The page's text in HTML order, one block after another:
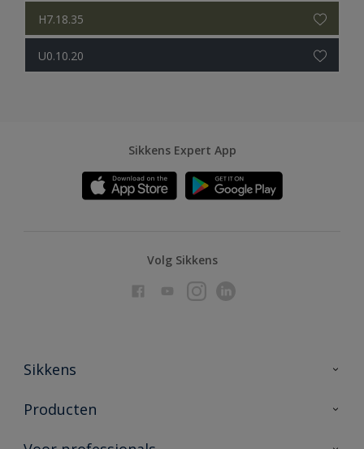
H7.18.35
U0.10.20
Sikkens Expert App
Volg Sikkens
Sikkens
Over Sikkens
Producten
Producten voor binnen